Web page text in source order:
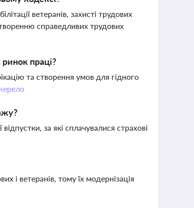
ветеранів, захисті трудових
справедливих трудових
праці?
та створення умов для гідного
за які сплачувалися страхові
і ветеранів, тому їх модернізація